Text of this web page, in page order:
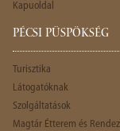
Kapuoldal
PÉCSI PÜSPÖKSÉG
Turisztika
Látogatóknak
Szolgáltatások
Magtár Étterem és